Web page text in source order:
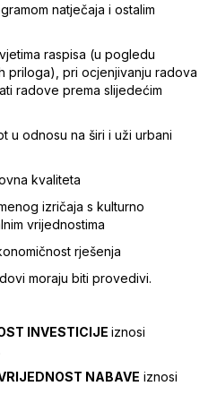
natječaja i ostalim
raspisa (u pogledu
priloga), pri ocjenjivanju radova
radove prema slijedećim
odnosu na širi i uži urbani
kvaliteta
izričaja s kulturno
vrijednostima
rješenja
moraju biti provedivi.
INVESTICIJE iznosi
NABAVE iznosi